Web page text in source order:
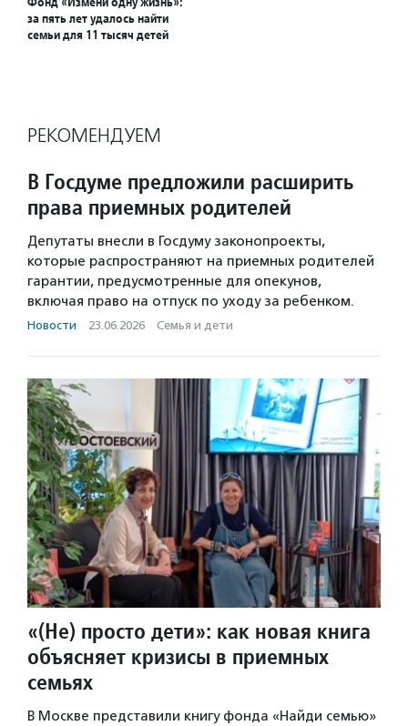
за пять лет удалось найти
семьи для 11 тысяч детей
РЕКОМЕНДУЕМ
В Госдуме предложили расширить
права приемных родителей
Депутаты внесли в Госдуму законопроекты,
которые распространяют на приемных родителей
гарантии, предусмотренные для опекунов,
включая право на отпуск по уходу за ребенком.
Новости · 23.06.2026 · Семья и дети
«(Не) просто дети»: как новая книга
объясняет кризисы в приемных
семьях
В Москве представили книгу фонда «Найди семью»